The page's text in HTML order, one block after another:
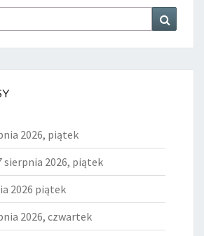
2026, piątek
sierpnia 2026, piątek
2026 piątek
2026, czwartek